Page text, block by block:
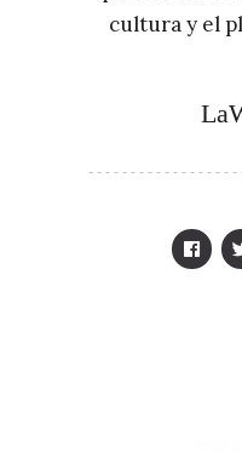
cultura y el